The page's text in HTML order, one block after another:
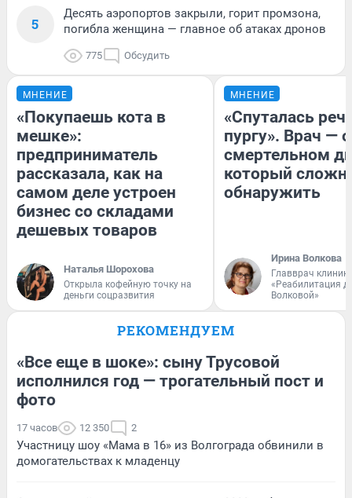
5
Десять аэропортов закрыли, горит промзона,
погибла женщина — главное об атаках дронов
775 Обсудить
МНЕНИЕ
«Покупаешь кота в
мешке»:
предприниматель
рассказала, как на
самом деле устроен
бизнес со складами
дешевых товаров
Наталья Шорохова
Открыла кофейную точку на
деньги соцразвития
МНЕНИЕ
«Спуталась
пургу». Врач — о
смертельном
который
обнаружить
Ирина Волкова
Главврач
«Реабилитация
Волковой»
РЕКОМЕНДУЕМ
«Все еще в шоке»: сыну Трусовой
исполнился год — трогательный пост и
фото
17 часов 12 350 2
Участницу шоу «Мама в 16» из Волгограда обвинили в
домогательствах к младенцу